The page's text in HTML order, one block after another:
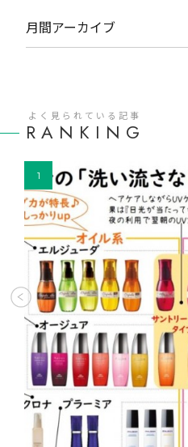
月間アーカイブ
RANKING
よく見られている記事